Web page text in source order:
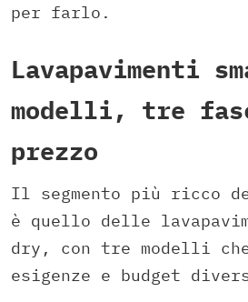
per farlo.
Lavapavimenti
modelli, tre
prezzo
Il segmento più ricco
è quello delle
dry, con tre modelli
esigenze e budget